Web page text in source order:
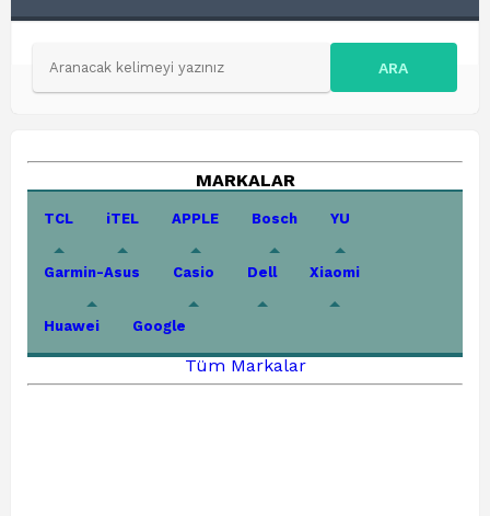
ARA
MARKALAR
TCL iTEL APPLE Bosch YU
Garmin-Asus Casio Dell Xiaomi
Huawei Google
Tüm Markalar